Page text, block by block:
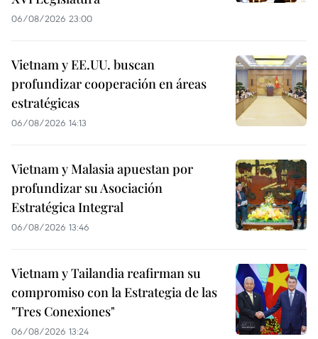
06/08/2026 23:00
Vietnam y EE.UU. buscan
profundizar cooperación en áreas
estratégicas
06/08/2026 14:13
Vietnam y Malasia apuestan por
profundizar su Asociación
Estratégica Integral
06/08/2026 13:46
Vietnam y Tailandia reafirman su
compromiso con la Estrategia de las
"Tres Conexiones"
06/08/2026 13:24